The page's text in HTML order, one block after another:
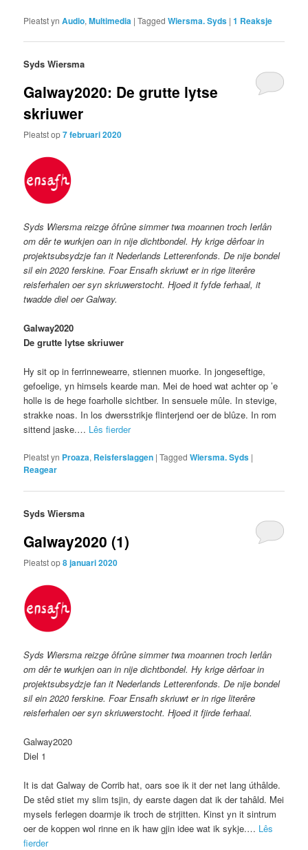
Pleatst yn Audio,Multimedia |Tagged Wiersma. Syds |1 Reaksje
Syds Wiersma
Galway2020: De grutte lytse
skriuwer
Pleatst op7 februari 2020
Syds Wiersma reizge ôfrûne simmer twa moannen troch Ierlân
om dêr te wurkjen oan in nije dichtbondel. Hy krige dêrfoar in
projektsubsydzje fan it Nederlands Letterenfonds. De nije bondel
sil ein 2020 ferskine. Foar Ensafh skriuwt er in rige literêre
reisferhalen oer syn skriuwerstocht. Hjoed it fyfde ferhaal, it
twadde diel oer Galway.
Galway2020
De grutte lytse skriuwer
Hy sit op in ferrinnewearre, stiennen muorke. In jongeseftige,
gefoelige, yn himsels kearde man. Mei de hoed wat achter op ’e
holle is de hege foarholle sichtber. In sensuele mûle. In stevige,
strakke noas. In los dwersstrikje flinterjend oer de blûze. In rom
sittend jaske.… Lês fierder
Pleatst yn Proaza, Reisferslaggen |Tagged Wiersma. Syds |
Reagear
Syds Wiersma
Galway2020 (1)
Pleatst op8 januari 2020
Syds Wiersma reizge ôfrûne simmer twa moannen troch Ierlân
om dêr te wurkjen oan in nije dichtbondel. Hy krige dêrfoar in
projektsubsydzje fan it Nederlands Letterenfonds. De nije bondel
sil ein 2020 ferskine. Foar Ensafh skriuwt er in rige literêre
reisferhalen oer syn skriuwerstocht. Hjoed it fjirde ferhaal.
Galway2020
Diel 1
It is dat Galway de Corrib hat, oars soe ik it der net lang úthâlde.
De stêd stiet my slim tsjin, dy earste dagen dat ik der tahâld. Mei
mysels ferlegen doarmje ik troch de strjitten. Kinst yn it sintrum
oer de koppen wol rinne en ik haw gjin idee wat ik sykje.… Lês
fierder